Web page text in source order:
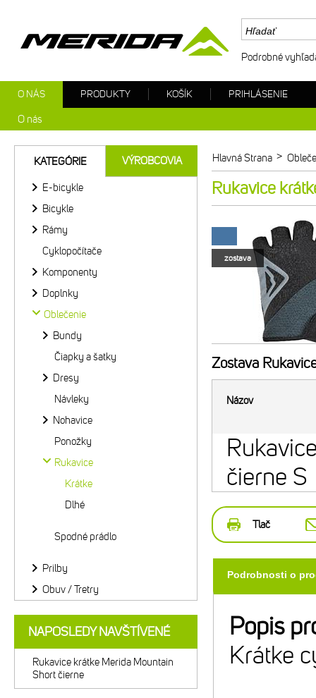
Hlavná Strana >
Rukavice
zostava
Zostava
Názov
čierne S
Tlač
Podrobnosti o
Popis
Krátke
KATEGÓRIE VÝROBCOVIA
E-bicykle
Bicykle
Rámy
Cyklopočítače
Komponenty
Doplnky
Oblečenie
Bundy
Čiapky a šatky
Dresy
Návleky
Nohavice
Ponožky
Rukavice
Krátke
Dlhé
Spodné prádlo
Prilby
Obuv / Tretry
NAPOSLEDY NAVŠTÍVENÉ
Rukavice krátke Merida Mountain
Short čierne
Podrobné
O NÁS
O nás
PRODUKTY KOŠÍK PRIHLÁSENIE